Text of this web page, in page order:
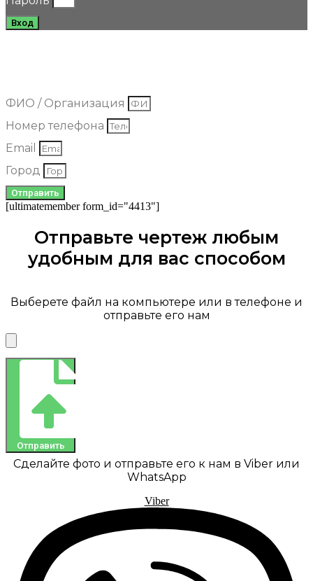
Вход
ФИО / Организация
Номер телефона
Email
Город
Отправить
[ultimatemember form_id="4413"]
Отправьте чертеж любым
удобным для вас способом
Выберете файл на компьютере или в телефоне и
отправьте его нам
Отправить
Сделайте фото и отправьте его к нам в Viber или
WhatsApp
Viber